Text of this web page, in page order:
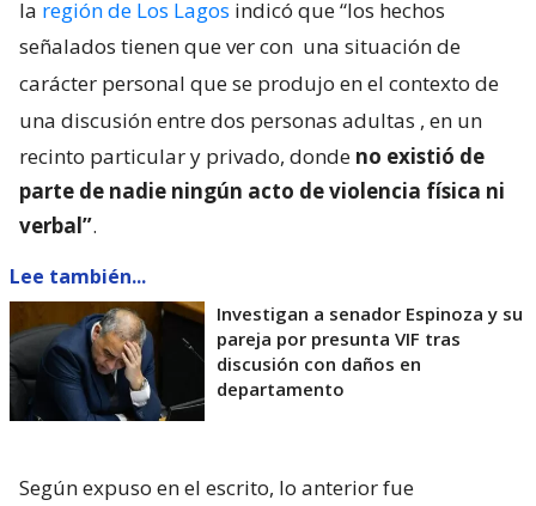
la región de Los Lagos indicó que “los hechos
señalados tienen que ver con una situación de
carácter personal que se produjo en el contexto de
una discusión entre dos personas adultas , en un
recinto particular y privado, donde no existió de
parte de nadie ningún acto de violencia física ni
verbal”.
Lee también...
Investigan a senador Espinoza y su
pareja por presunta VIF tras
discusión con daños en
departamento
Según expuso en el escrito, lo anterior fue